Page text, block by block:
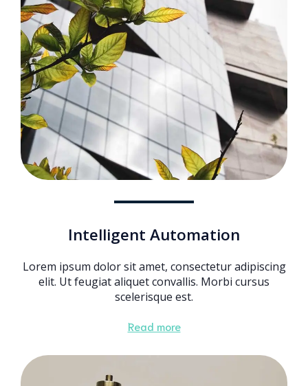
Intelligent Automation
Lorem ipsum dolor sit amet, consectetur adipiscing
elit. Ut feugiat aliquet convallis. Morbi cursus
scelerisque est.
Read more